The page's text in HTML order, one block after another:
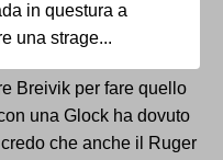
in questura a
una strage...
Breivik per fare quello
una Glock ha dovuto
che anche il Ruger